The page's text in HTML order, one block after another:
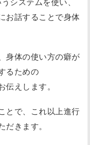
お話することで身体
身体の使い方の癖が
るための
えします。
とで、これ以上進行
きます。